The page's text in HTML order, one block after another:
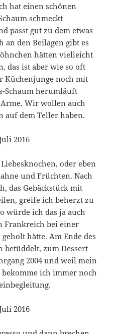
hat einen schönen
schmeckt
passt gut zu dem etwas
an den Beilagen gibt es
hätten vielleicht
das ist aber wie so oft
Küchenjunge noch mit
Schaum herumläuft
Wir wollen auch
auf dem Teller haben.
oder eben
und Früchten. Nach
das Gebäckstück mit
greife ich beherzt zu
würde ich das ja auch
Frankreich bei einer
hätte. Am Ende des
zum Dessert
2004 und weil mein
ich immer noch